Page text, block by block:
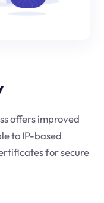
offers improved
to IP-based
for secure